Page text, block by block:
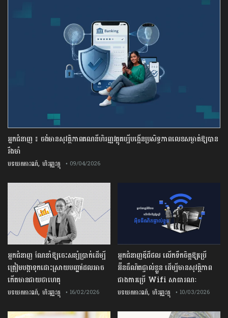
អ្នកជំនាញ ៖ ចង់មានសុវត្ថិភាពគណនីហិរញ្ញវត្ថុគប្បីបង្កើនប្រសិទ្ធភាពលេខសម្ងាត់ឱ្យបាន
រឹងមាំ
បទយកការណ៍, ហិរញ្ញវត្ថុ • 09/04/2026
អ្នកជំនាញឌីជីថល លើកទឹកចិត្តឱ្យប្រើ
អ៊ីនធឺណិតផ្ទាល់ខ្លួន ដើម្បីមានសុវត្ថិភាព
ជាងការប្រើ Wifi​ សាធារណៈ
បទយកការណ៍, ហិរញ្ញវត្ថុ • 10/03/2026
អ្នកជំនាញ ណែនាំឱ្យចេះសន្សំប្រាក់ដើម្បី
ត្រៀមបង្កាទុកដោះស្រាយបញ្ហាដែលអាច
កើតមានជាយថាហេតុ
បទយកការណ៍, ហិរញ្ញវត្ថុ • 16/02/2026